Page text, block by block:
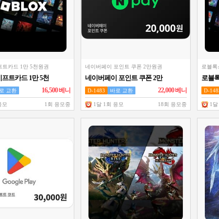
트카드 1만 5천원권
트카드 1만 5천
교환 16,500베니
모 1회 응모중
네이버페이 포인트 쿠폰 2만원권
네이버페이 포인트 쿠폰 2만
원권
D-1483 바로 교환 22,000베니
1달 1회 응모 18회 응모중
로블
로블
D-
1